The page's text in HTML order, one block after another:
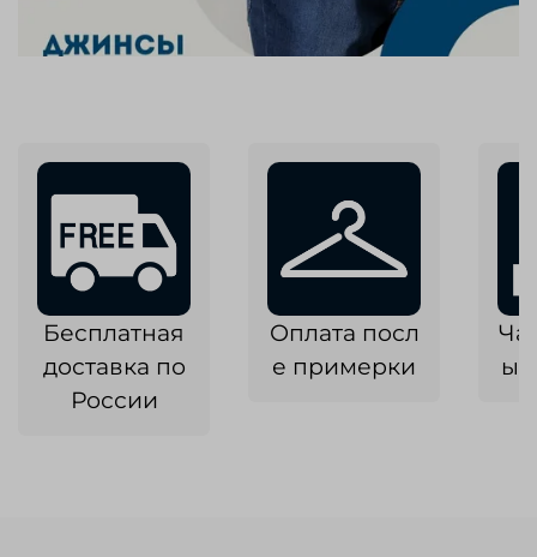
Бесплатная
доставка по
России
Оплата посл
е примерки